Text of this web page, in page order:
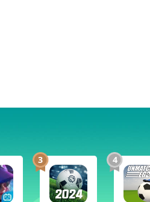
续你更令人兴奋的执法官
色生成器自定义角色的头
得新的时机和任务
3 4